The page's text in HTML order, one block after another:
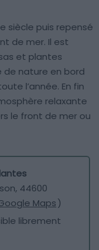
siècle puis repensé
de mer. Il est
et plantes
nature en bord
l’année. En fin
relaxante
le front de mer ou
44600
Maps)
librement